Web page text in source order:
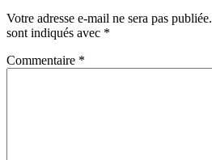
Votre adresse e-mail ne sera pas publiée.
sont indiqués avec *
Commentaire *